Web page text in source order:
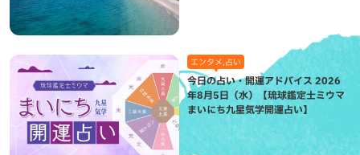
エンタメ,占い
今日の占い・開運アドバイス 2026
年8月5日（水）【琉球鑑定士ミウマ
まいにち九星気学開運占い】